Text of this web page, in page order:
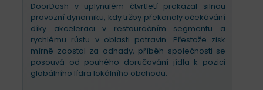
DoorDash v uplynulém čtvrtletí prokázal silnou
provozní dynamiku, kdy tržby překonaly očekávání
díky akceleraci v restauračním segmentu a
rychlému růstu v oblasti potravin. Přestože zisk
mírně zaostal za odhady, příběh společnosti se
posouvá od pouhého doručování jídla k pozici
globálního lídra lokálního obchodu.